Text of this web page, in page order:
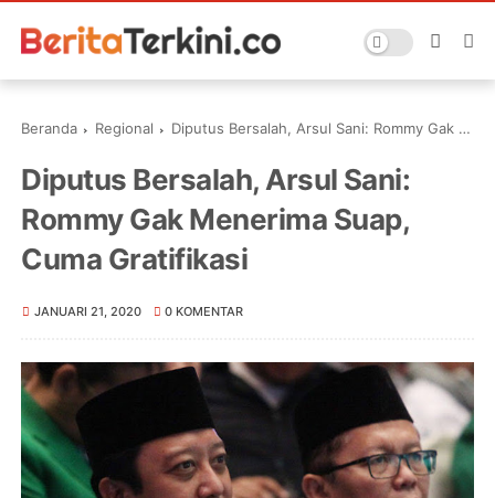
Beranda Regional Diputus Bersalah, Arsul Sani: Rommy Gak Menerima Suap, Cuma Gratifikasi
Diputus Bersalah, Arsul Sani:
Rommy Gak Menerima Suap,
Cuma Gratifikasi
JANUARI 21, 2020 0 KOMENTAR